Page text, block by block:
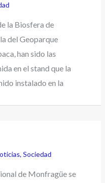
la Biosfera de
del Geoparque
han sido las
en el stand que la
instalado en la
,Sociedad
de Monfragüe se